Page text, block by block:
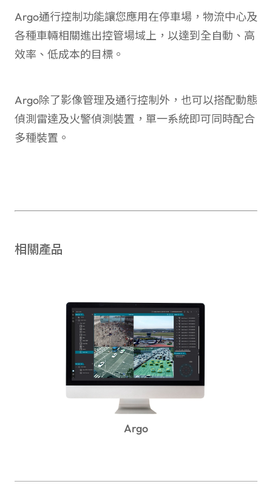
Argo通行控制功能讓您應用在停車場，物流中心及
各種車輛相關進出控管場域上，以達到全自動、高
效率、低成本的目標。
Argo除了影像管理及通行控制外，也可以搭配動態
偵測雷達及火警偵測裝置，單一系統即可同時配合
多種裝置。
相關產品
Argo